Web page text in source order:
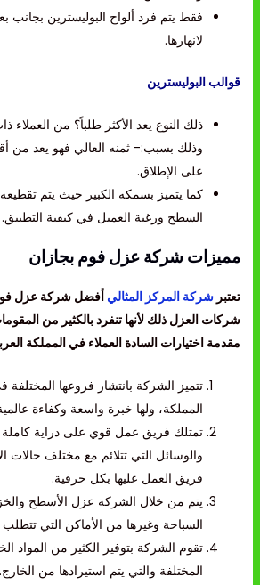
فقط يتم فرد ألواح البوليسترين بجانب
لانهارها.
قوالب البوليسترين
ذلك النوع يعد الأكثر طلباً؟ من العملاء
وذلك بسبب:- ثمنه العالي فهو يعد من
على الإطلاق.
كما يتميز بسمكه الكبير حيث يتم
السطح ورغبة العميل في كيفية التطبيق.
مميزات شركة عزل فوم بجازان
تعتبر شركة المركز المثالي أفضل شركة عزل
شركات العزل ذلك لأنها تنفرد بالكثير من
مقدمة اختيارات السادة العملاء في المملكة
تتميز الشركة بانتشار فروعها
المملكة، ولها خبرة واسعة وكفاءة
تمتلك فريق عمل قوي على دراية كاملة
والوسائل التي تتلائم مع مختلف
فريق العمل عليها بكل حرفية.
يتم من خلال الشركة عزل الأسطح
السباحة وغيرها من الأماكن التي
تقوم الشركة بتوفير الكثير من المواد
المختلفة والتي يتم استيرادها من الخارج.